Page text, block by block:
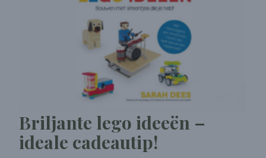
Briljante lego ideeën –
ideale cadeautip!